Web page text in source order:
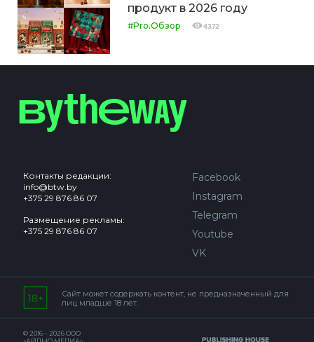
продукт в 2026 году
#Pro.Обзор 4372
Контакты редакции:
info@btw.by
+375 29 876 86 07
Размещение рекламы:
+375 29 876 86 07
Facebook
Instagram
Telegram
Youtube
VK
Сайт может содержать контент, не предназначенный для
лиц младше 18 лет.
© 2016 – 2026 ООО